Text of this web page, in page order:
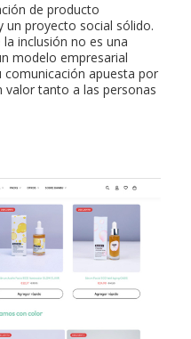
de producto
proyecto social sólido.
inclusión no es una
modelo empresarial
comunicación apuesta por
valor tanto a las personas